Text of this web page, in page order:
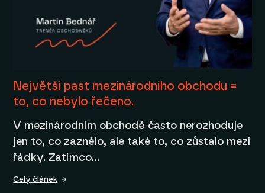
Největší past mezinárodního obchodu =
to, co nebylo řečeno.
V mezinárodním obchodě často nerozhoduje
jen to, co zaznělo, ale také to, co zůstalo mezi
řádky. Zatímco…
Celý článek